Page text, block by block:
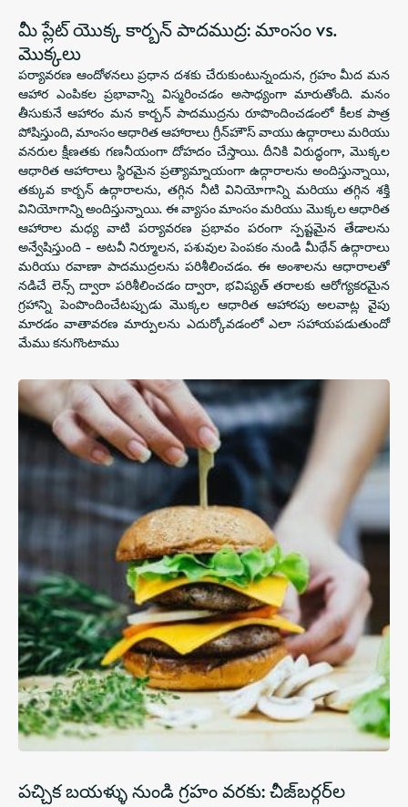
మీ ప్లేట్ యొక్క కార్బన్ పాదముద్ర: మాంసం vs.
మొక్కలు
పర్యావరణ ఆందోళనలు ప్రధాన దశకు చేరుకుంటున్నందున, గ్రహం మీద మన
ఆహార ఎంపికల ప్రభావాన్ని విస్మరించడం అసాధ్యంగా మారుతోంది. మనం
తీసుకునే ఆహారం మన కార్బన్ పాదముద్రను రూపొందించడంలో కీలక పాత్ర
పోషిస్తుంది, మాంసం ఆధారిత ఆహారాలు గ్రీన్‌హౌస్ వాయు ఉద్గారాలు మరియు
వనరుల క్షీణతకు గణనీయంగా దోహదం చేస్తాయి. దీనికి విరుద్ధంగా, మొక్కల
ఆధారిత ఆహారాలు స్థిరమైన ప్రత్యామ్నాయంగా ఉద్గారాలను అందిస్తున్నాయి,
తక్కువ కార్బన్ ఉద్గారాలను, తగ్గిన నీటి వినియోగాన్ని మరియు తగ్గిన శక్తి
వినియోగాన్ని అందిస్తున్నాయి. ఈ వ్యాసం మాంసం మరియు మొక్కల ఆధారిత
ఆహారాల మధ్య వాటి పర్యావరణ ప్రభావం పరంగా స్పష్టమైన తేడాలను
అన్వేషిస్తుంది - అటవీ నిర్మూలన, పశువుల పెంపకం నుండి మీథేన్ ఉద్గారాలు
మరియు రవాణా పాదముద్రలను పరిశీలించడం. ఈ అంశాలను ఆధారాలతో
నడిచే లెన్స్ ద్వారా పరిశీలించడం ద్వారా, భవిష్యత్ తరాలకు ఆరోగ్యకరమైన
గ్రహాన్ని పెంపొందించేటప్పుడు మొక్కల ఆధారిత ఆహారపు అలవాట్ల వైపు
మారడం వాతావరణ మార్పులను ఎదుర్కోవడంలో ఎలా సహాయపడుతుందో
మేము కనుగొంటాము
పచ్చిక బయళ్ళు నుండి గ్రహం వరకు: చీజ్‌బర్గర్‌ల